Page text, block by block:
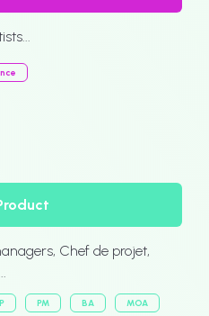
Chef de projet,
PM BA MOA